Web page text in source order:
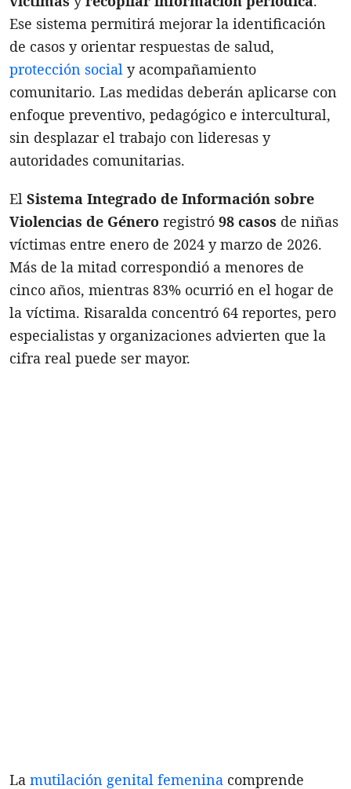
Ese sistema permitirá mejorar la identificación
de casos y orientar respuestas de salud,
protección social y acompañamiento
comunitario. Las medidas deberán aplicarse con
enfoque preventivo, pedagógico e intercultural,
sin desplazar el trabajo con lideresas y
autoridades comunitarias.
El Sistema Integrado de Información sobre
Violencias de Género registró 98 casos de niñas
víctimas entre enero de 2024 y marzo de 2026.
Más de la mitad correspondió a menores de
cinco años, mientras 83% ocurrió en el hogar de
la víctima. Risaralda concentró 64 reportes, pero
especialistas y organizaciones advierten que la
cifra real puede ser mayor.
La mutilación genital femenina comprende